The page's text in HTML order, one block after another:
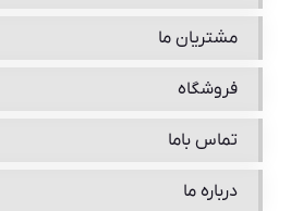
مشتریان ما
فروشگاه
تماس باما
درباره ما